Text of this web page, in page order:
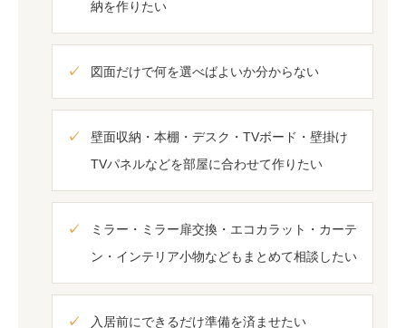
納を作りたい
図面だけで何を選べばよいか分からない
壁面収納・本棚・デスク・TVボード・壁掛け
TVパネルなどを部屋に合わせて作りたい
ミラー・ミラー扉交換・エコカラット・カーテ
ン・インテリア小物などもまとめて相談したい
入居前にできるだけ準備を済ませたい